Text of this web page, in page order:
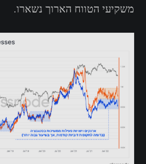
משקיעי הטווח הארוך נשארו.